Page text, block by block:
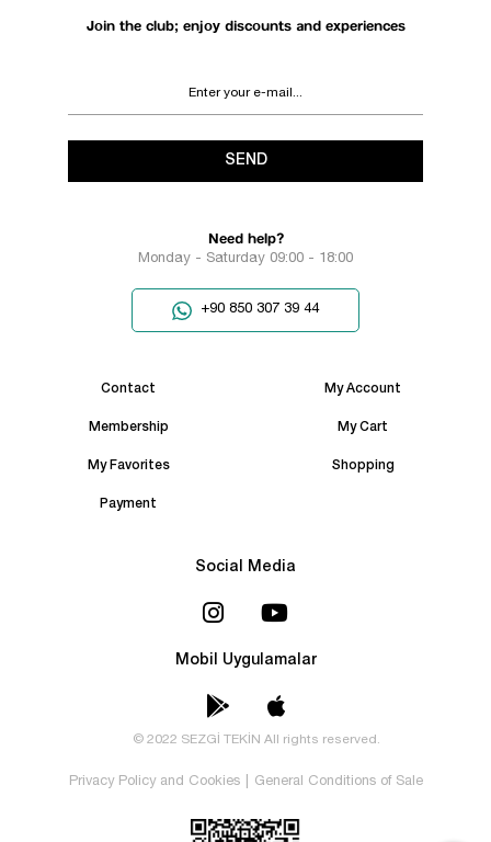
Join the club; enjoy discounts and experiences
SEND
Need help?
Monday - Saturday 09:00 - 18:00
+90 850 307 39 44
Contact My Account
Membership My Cart
My Favorites Shopping
Payment
Social Media
Mobil Uygulamalar
© 2022 SEZGİ TEKİN All rights reserved.
Privacy Policy and Cookies General Conditions of Sale